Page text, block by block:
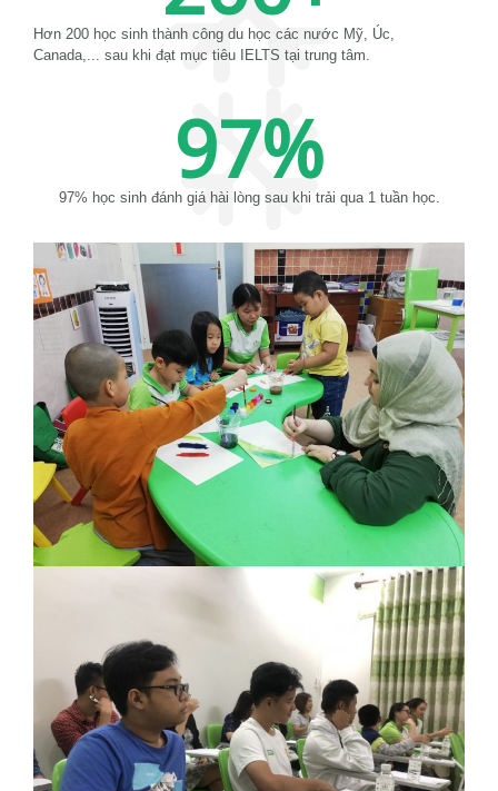
Hơn 200 học sinh thành công du học các nước Mỹ, Úc,
Canada,... sau khi đạt mục tiêu IELTS tại trung tâm.
97% học sinh đánh giá hài lòng sau khi trải qua 1 tuần học.
97%